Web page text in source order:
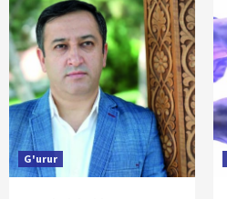
G'urur